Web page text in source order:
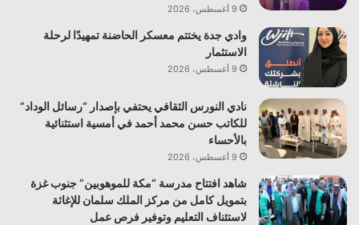
9 أغسطس، 2026
وادي جدة يختتم معسكر الحاضنة تمهيدًا لرحلة
الاستثمار
9 أغسطس، 2026
نادي النورس الثقافي يحتفي بإصدار “رسائل الوداد”
للكاتب حسن محمد أحمد في أمسية استثنائية
بالأحساء
9 أغسطس، 2026
شاهد افتتاح مدرسة “مكة للموهوبين” جنوب غزة
بتمويل كامل من مركز الملك سلمان للإغاثة
لاستئناف التعليم وتوفير فرص عمل